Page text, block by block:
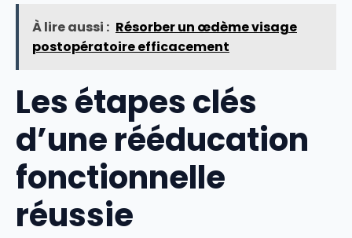
À lire aussi : Résorber un œdème visage
postopératoire efficacement
Les étapes clés
d’une rééducation
fonctionnelle
réussie